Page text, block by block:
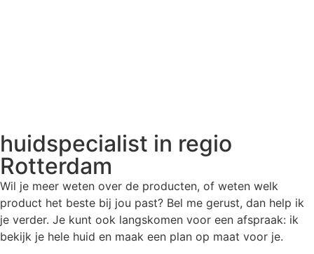
huidspecialist in regio
Rotterdam
Wil je meer weten over de producten, of weten welk
product het beste bij jou past? Bel me gerust, dan help ik
je verder. Je kunt ook langskomen voor een afspraak: ik
bekijk je hele huid en maak een plan op maat voor je.